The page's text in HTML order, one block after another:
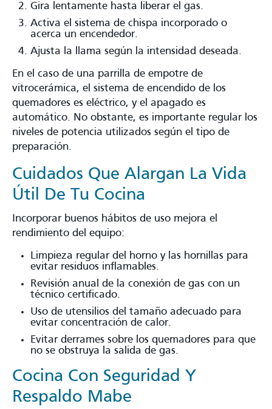
Gira lentamente hasta liberar el gas.
Activa el sistema de chispa incorporado o
acerca un encendedor.
Ajusta la llama según la intensidad deseada.
En el caso de una parrilla de empotre de
vitrocerámica, el sistema de encendido de los
quemadores es eléctrico, y el apagado es
automático. No obstante, es importante regular los
niveles de potencia utilizados según el tipo de
preparación.
Cuidados Que Alargan La Vida
Útil De Tu Cocina
Incorporar buenos hábitos de uso mejora el
rendimiento del equipo:
Limpieza regular del horno y las hornillas para
evitar residuos inflamables.
Revisión anual de la conexión de gas con un
técnico certificado.
Uso de utensilios del tamaño adecuado para
evitar concentración de calor.
Evitar derrames sobre los quemadores para que
no se obstruya la salida de gas.
Cocina Con Seguridad Y
Respaldo Mabe